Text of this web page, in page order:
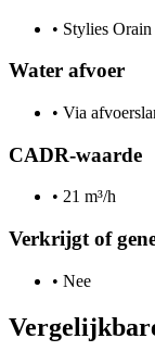
• Stylies
Water afvoer
• Via
CADR-waarde
• 21 m³/h
Verkrijgt of
• Nee